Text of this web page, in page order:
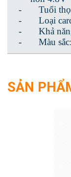
-
Tuổi
-
Loại
-
Khả
-
Màu
SẢN